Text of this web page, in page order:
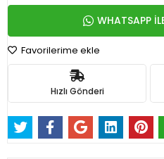
WHATSAPP
Favorilerime ekle
Hızlı Gönderi